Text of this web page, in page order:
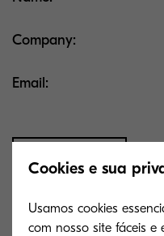
Company
Email
Cookies e sua
Usamos cookies
com nosso site fáceis e